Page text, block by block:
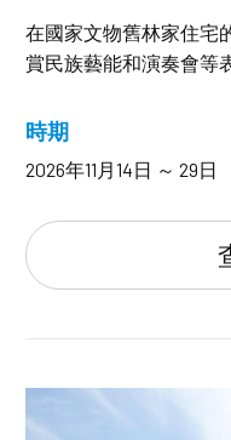
在國家文物舊林家住宅
賞民族藝能和演奏會等
時期
2026年11月14日 ～ 29日